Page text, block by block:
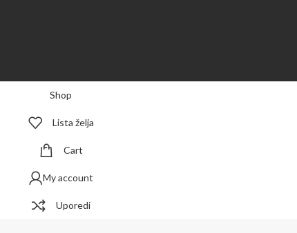
Shop
Lista želja
Cart
My account
Uporedi